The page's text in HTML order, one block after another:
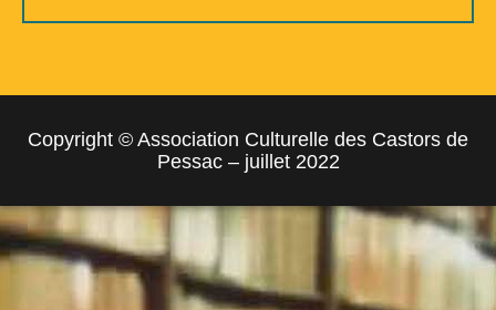
Copyright © Association Culturelle des Castors de
Pessac – juillet 2022